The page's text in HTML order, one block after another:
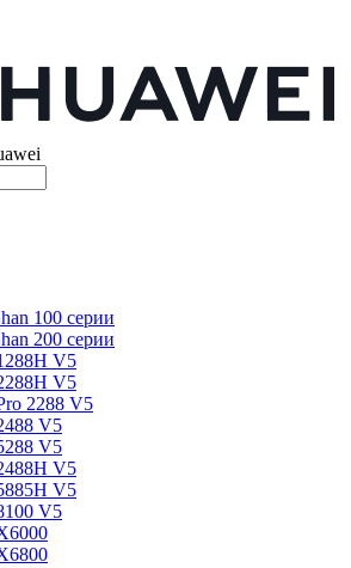
100 серии
200 серии
V5
V5
2288 V5
V5
V5
V5
V5
V5